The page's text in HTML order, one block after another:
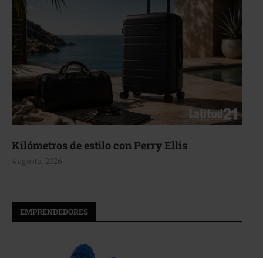
Aerie, texturas que fluyen
4 agosto, 2026
EMPRENDEDORES